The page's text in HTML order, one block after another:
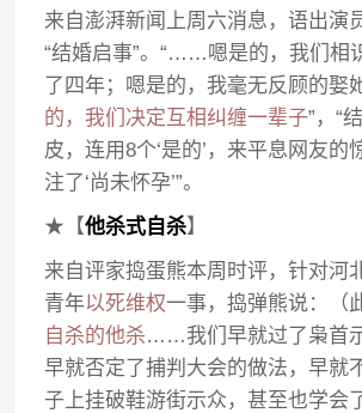
来自澎湃新闻上周六消息，语出演
“结婚启事”。“……嗯是的，我们相
了四年；嗯是的，我毫无反顾的娶
的，我们决定互相纠缠一辈子”，“
皮，连用8个‘是的’，来平息网友的
注了‘尚未怀孕’”。
★【他杀式自杀】
来自评家捣蛋熊本周时评，针对河
青年以死维权一事，捣弹熊说：（
自杀的他杀……我们早就过了枭首
早就否定了捕判大会的做法，早就
子上挂破鞋游街示众，甚至也学会